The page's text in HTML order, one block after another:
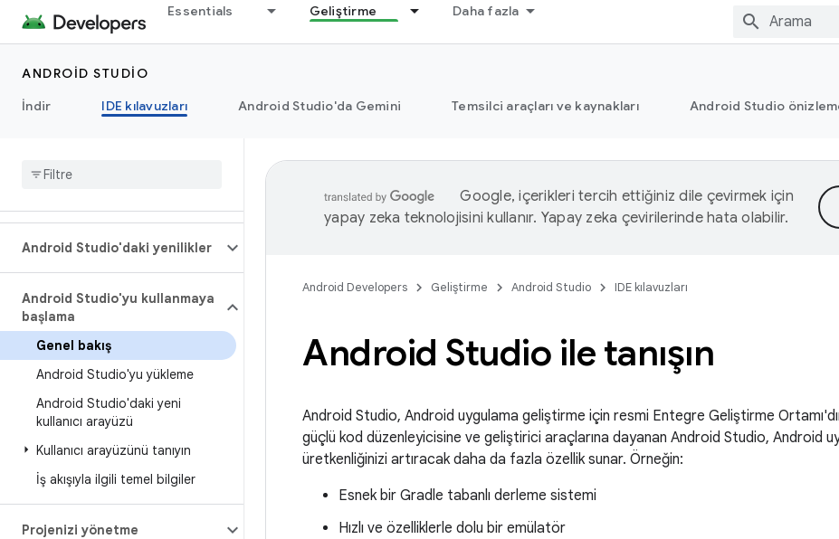
Essentials Geliştirme Daha fazla
ANDROID STUDIO
İndir
IDE kılavuzları Android Studio'da Gemini Temsilci araçları ve kaynakları Android Studio
Android Studio'daki yenilikler
Android Studio'yu kullanmaya
başlama
Genel bakış
Android Studio'yu yükleme
Android Studio'daki yeni
kullanıcı arayüzü
Kullanıcı arayüzünü tanıyın
İş akışıyla ilgili temel bilgiler
Projenizi yönetme
Google, içerikleri tercih ettiğiniz dile çevirmek için
yapay zeka teknolojisini kullanır. Yapay zeka çevirilerinde hata olabilir.
Android Developers Geliştirme Android Studio IDE kılavuzları
Android Studio ile tanışın
Android Studio, Android uygulama geliştirme için resmi Entegre Geliştirme
güçlü kod düzenleyicisine ve geliştirici araçlarına dayanan Android Studio, Android
üretkenliğinizi artıracak daha da fazla özellik sunar. Örneğin:
Esnek bir Gradle tabanlı derleme sistemi
Hızlı ve özelliklerle dolu bir emülatör